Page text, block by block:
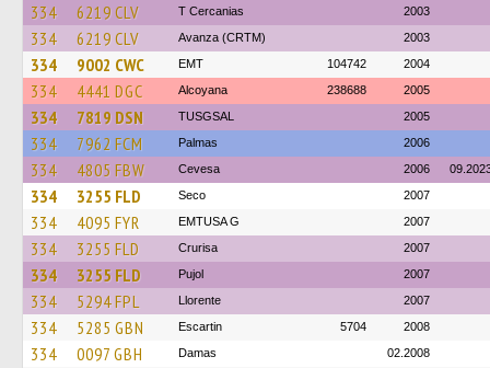
334 6219 CLV T Cercanias 2003
334 6219 CLV Avanza (CRTM) 2003
334 9002 CWC EMT 104742 2004
334 4441 DGC Alcoyana 238688 2005
334 7819 DSN TUSGSAL 2005
334 7962 FCM Palmas 2006
334 4805 FBW Cevesa 2006
334 3255 FLD Seco 2007
334 4095 FYR EMTUSA G 2007
334 3255 FLD Crurisa 2007
334 3255 FLD Pujol 2007
334 5294 FPL Llorente 2007
334 5285 GBN Escartin 5704 2008
334 0097 GBH Damas 02.2008